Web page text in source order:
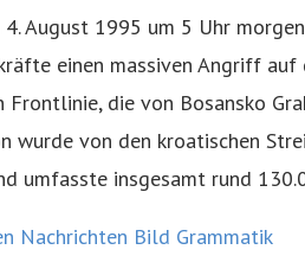
August 1995 um 5 Uhr
einen massiven Angriff auf
die von Bosansko
wurde von den kroatischen
umfasste insgesamt rund